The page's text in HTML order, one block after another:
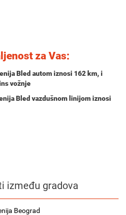
za Vas:
Bled autom iznosi 162 km, i
vožnje
Bled vazdušnom linijom iznosi
između gradova
Beograd